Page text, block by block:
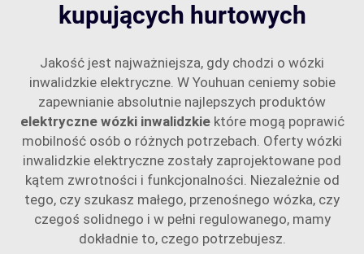
kupujących hurtowych
Jakość jest najważniejsza, gdy chodzi o wózki
inwalidzkie elektryczne. W Youhuan ceniemy sobie
zapewnianie absolutnie najlepszych produktów
elektryczne wózki inwalidzkie które mogą poprawić
mobilność osób o różnych potrzebach. Oferty wózki
inwalidzkie elektryczne zostały zaprojektowane pod
kątem zwrotności i funkcjonalności. Niezależnie od
tego, czy szukasz małego, przenośnego wózka, czy
czegoś solidnego i w pełni regulowanego, mamy
dokładnie to, czego potrzebujesz.